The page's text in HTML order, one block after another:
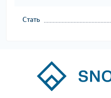
Стать